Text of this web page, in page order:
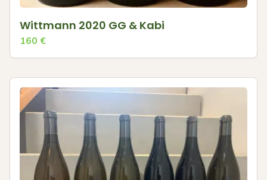
Wittmann 2020 GG & Kabi
160 €